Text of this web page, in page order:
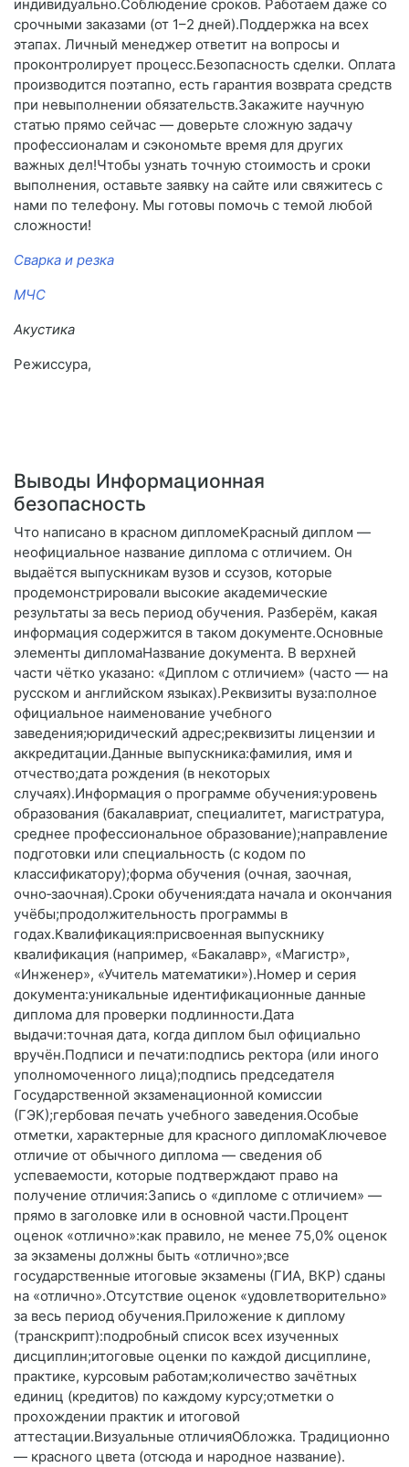
индивидуально.Соблюдение сроков. Работаем даже со
срочными заказами (от 1–2 дней).Поддержка на всех
этапах. Личный менеджер ответит на вопросы и
проконтролирует процесс.Безопасность сделки. Оплата
производится поэтапно, есть гарантия возврата средств
при невыполнении обязательств.Закажите научную
статью прямо сейчас — доверьте сложную задачу
профессионалам и сэкономьте время для других
важных дел!Чтобы узнать точную стоимость и сроки
выполнения, оставьте заявку на сайте или свяжитесь с
нами по телефону. Мы готовы помочь с темой любой
сложности!
Сварка и резка
МЧС
Акустика
Режиссура,
Выводы Информационная
безопасность
Что написано в красном дипломеКрасный диплом —
неофициальное название диплома с отличием. Он
выдаётся выпускникам вузов и ссузов, которые
продемонстрировали высокие академические
результаты за весь период обучения. Разберём, какая
информация содержится в таком документе.Основные
элементы дипломаНазвание документа. В верхней
части чётко указано: «Диплом с отличием» (часто — на
русском и английском языках).Реквизиты вуза:полное
официальное наименование учебного
заведения;юридический адрес;реквизиты лицензии и
аккредитации.Данные выпускника:фамилия, имя и
отчество;дата рождения (в некоторых
случаях).Информация о программе обучения:уровень
образования (бакалавриат, специалитет, магистратура,
среднее профессиональное образование);направление
подготовки или специальность (с кодом по
классификатору);форма обучения (очная, заочная,
очно‑заочная).Сроки обучения:дата начала и окончания
учёбы;продолжительность программы в
годах.Квалификация:присвоенная выпускнику
квалификация (например, «Бакалавр», «Магистр»,
«Инженер», «Учитель математики»).Номер и серия
документа:уникальные идентификационные данные
диплома для проверки подлинности.Дата
выдачи:точная дата, когда диплом был официально
вручён.Подписи и печати:подпись ректора (или иного
уполномоченного лица);подпись председателя
Государственной экзаменационной комиссии
(ГЭК);гербовая печать учебного заведения.Особые
отметки, характерные для красного дипломаКлючевое
отличие от обычного диплома — сведения об
успеваемости, которые подтверждают право на
получение отличия:Запись о «дипломе с отличием» —
прямо в заголовке или в основной части.Процент
оценок «отлично»:как правило, не менее 75,0% оценок
за экзамены должны быть «отлично»;все
государственные итоговые экзамены (ГИА, ВКР) сданы
на «отлично».Отсутствие оценок «удовлетворительно»
за весь период обучения.Приложение к диплому
(транскрипт):подробный список всех изученных
дисциплин;итоговые оценки по каждой дисциплине,
практике, курсовым работам;количество зачётных
единиц (кредитов) по каждому курсу;отметки о
прохождении практик и итоговой
аттестации.Визуальные отличияОбложка. Традиционно
— красного цвета (отсюда и народное название).